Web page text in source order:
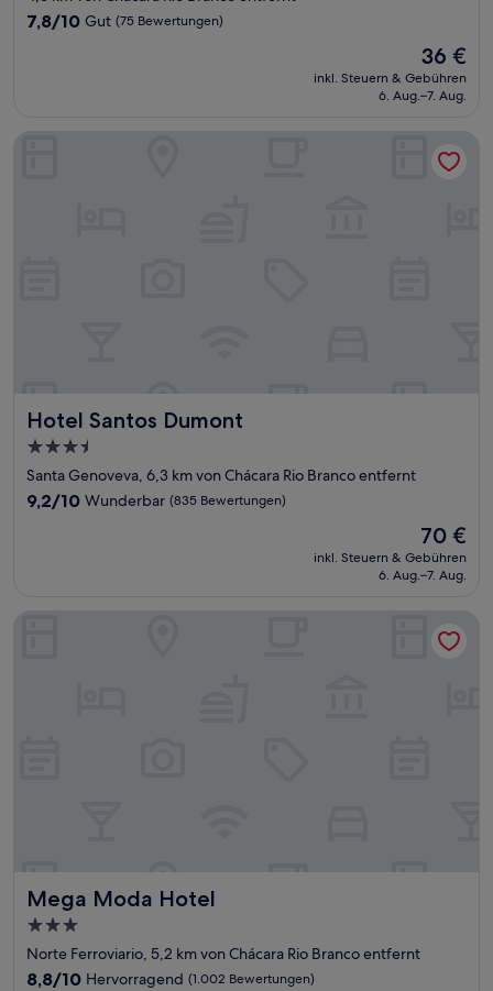
Unterkunft
7.8
7,8/10 Gut (75 Bewertungen)
Der
Preis
beträgt
36 €
inkl. Steuern & Gebühren
6. Aug.–7. Aug.
Hotel Santos Dumont
Hotel Santos Dumont
3.5-
Sterne-
Unterkunft
Santa Genoveva, 6,3 km von Chácara Rio Branco entfernt
9.2
9,2/10 Wunderbar (835 Bewertungen)
Der
Preis
beträgt
70 €
inkl. Steuern & Gebühren
6. Aug.–7. Aug.
Mega Moda Hotel
Mega Moda Hotel
3.0-
Sterne-
Unterkunft
Norte Ferroviario, 5,2 km von Chácara Rio Branco entfernt
8.8
8,8/10 Hervorragend (1.002 Bewertungen)
Mega Moda Hotel